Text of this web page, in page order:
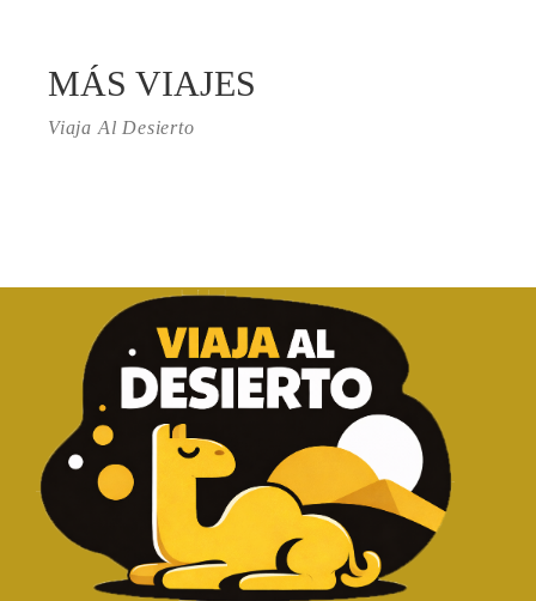
MÁS VIAJES
Viaja Al Desierto